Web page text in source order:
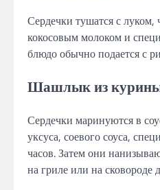
Сердечки тушатся с луком,
кокосовым молоком и
блюдо обычно подается с
Шашлык из
Сердечки маринуются в
уксуса, соевого соуса,
часов. Затем они
на гриле или на сковороде